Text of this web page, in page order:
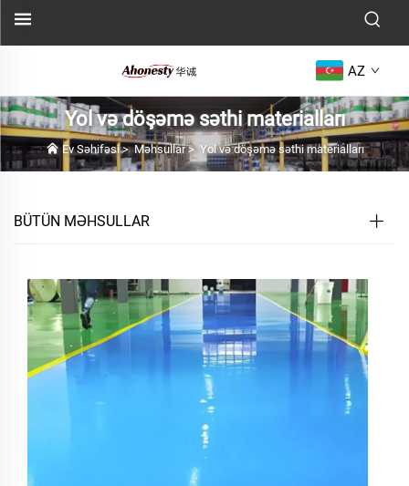
AZ
Yol və döşəmə səthi materialları
Ev Səhifəsi>Məhsullar>Yol və döşəmə səthi materialları
BÜTÜN MƏHSULLAR